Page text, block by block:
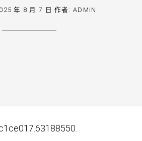
年 8 月 7 日 作者:ADMIN